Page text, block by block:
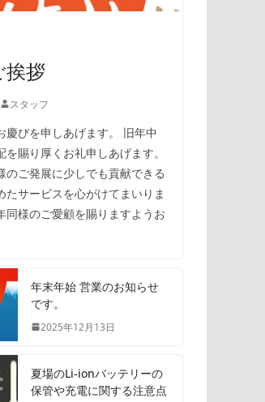
挨拶
スタッフ
慶びを申しあげます。 旧年中
を賜り厚くお礼申しあげます。
のご発展に少しでも貢献できる
たサービスを心がけてまいりま
同様のご愛顧を賜りますようお
年末年始 営業のお知らせ
です。
2025年12月13日
夏場のLi-ionバッテリーの
保管や充電に関する注意点